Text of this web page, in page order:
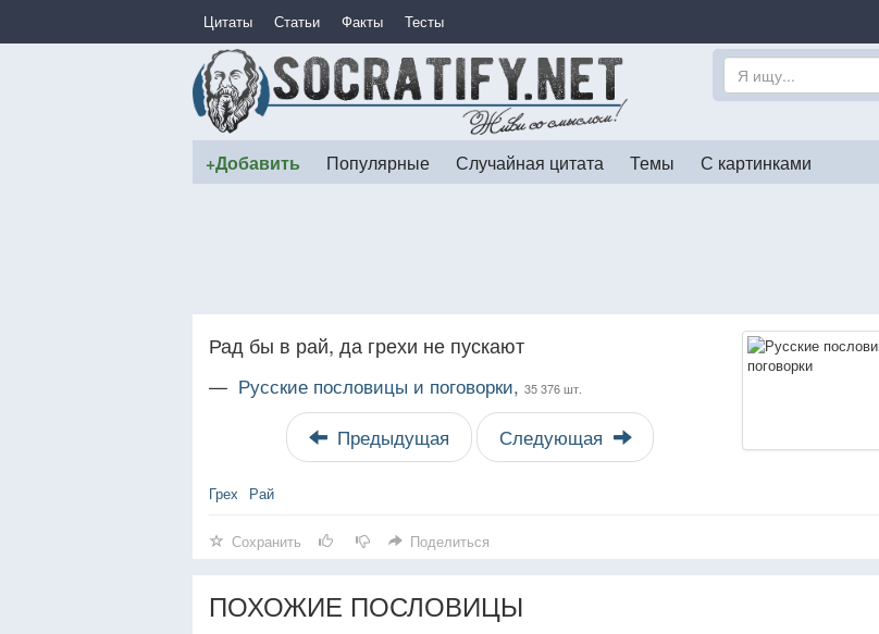
Цитаты Статьи Факты Тесты
+Добавить Популярные Случайная цитата Темы С картинками
Рад бы в рай, да грехи не пускают
— Русские пословицы и поговорки, 35 376 шт.
Предыдущая Следующая
Грех Рай
Сохранить Поделиться
ПОХОЖИЕ ПОСЛОВИЦЫ